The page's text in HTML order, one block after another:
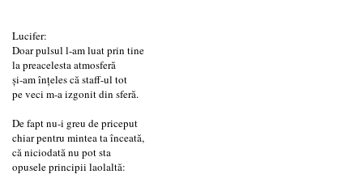
Lucifer:
Doar pulsul l-am luat prin tine
la preacelesta atmosferă
şi-am înţeles că staff-ul tot
pe veci m-a izgonit din sferă.
De fapt nu-i greu de priceput
chiar pentru mintea ta înceată,
că niciodată nu pot sta
opusele principii laolaltă: